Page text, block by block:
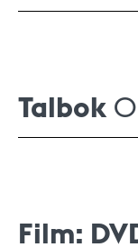
Talbok
Film: